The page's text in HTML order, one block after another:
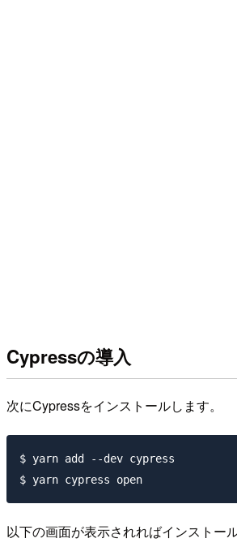
Cypressの導入
次にCypressをインストールします。
$ yarn add --dev cypress
以下の画面が表示されればインストー